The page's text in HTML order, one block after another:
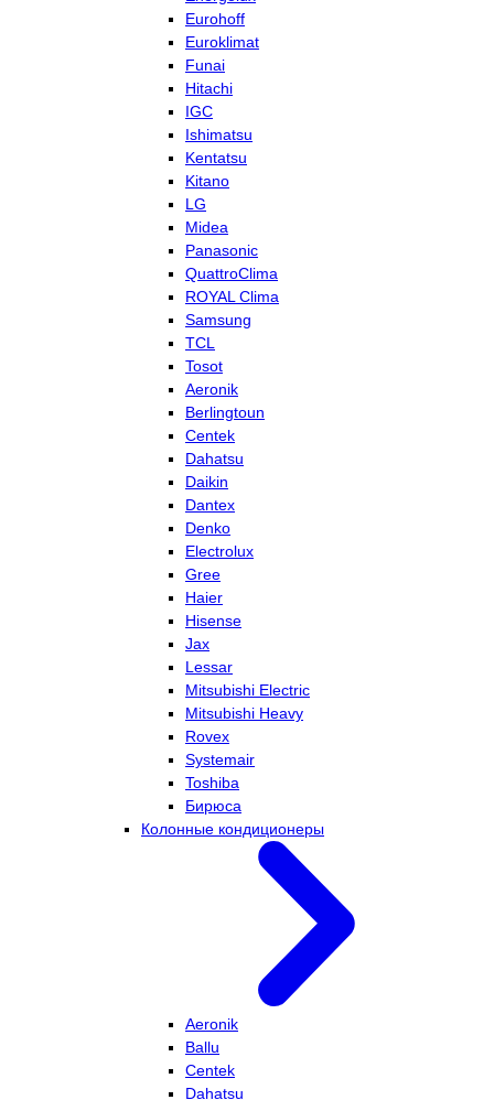
Eurohoff
Euroklimat
Funai
Hitachi
IGC
Ishimatsu
Kentatsu
Kitano
LG
Midea
Panasonic
QuattroClima
ROYAL Clima
Samsung
TCL
Tosot
Aeronik
Berlingtoun
Centek
Dahatsu
Daikin
Dantex
Denko
Electrolux
Gree
Haier
Hisense
Jax
Lessar
Mitsubishi Electric
Mitsubishi Heavy
Rovex
Systemair
Toshiba
Бирюса
Колонные кондиционеры
Aeronik
Ballu
Centek
Dahatsu